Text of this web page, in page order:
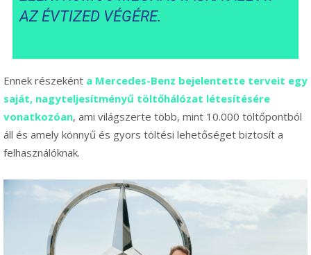
AZ ÉVTIZED VÉGÉRE.
Ennek részeként a Mercedes-Benz bejelentette terveit egy
saját, nagyteljesítményű töltőhálózat létesítésére
vonatkozóan, ami világszerte több, mint 10.000 töltőpontból
áll és amely könnyű és gyors töltési lehetőséget biztosít a
felhasználóknak.